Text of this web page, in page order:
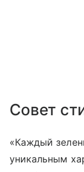
Совет
«Каждый
уникальным